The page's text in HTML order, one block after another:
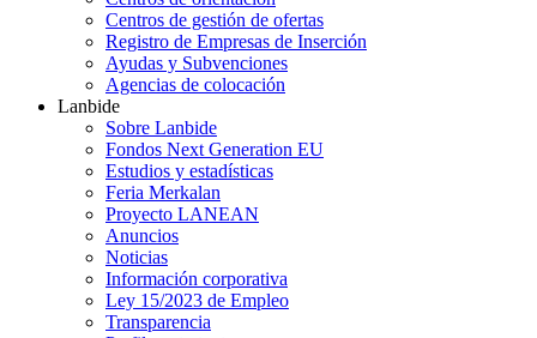
Centros de gestión de ofertas
Registro de Empresas de Inserción
Ayudas y Subvenciones
Agencias de colocación
Lanbide
Sobre Lanbide
Fondos Next Generation EU
Estudios y estadísticas
Feria Merkalan
Proyecto LANEAN
Anuncios
Noticias
Información corporativa
Ley 15/2023 de Empleo
Transparencia